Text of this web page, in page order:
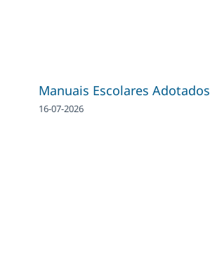
Manuais Escolares Adotados
16-07-2026